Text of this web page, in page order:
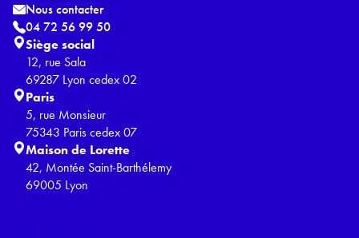
Nous contacter
04 72 56 99 50
Siège social
12, rue Sala
69287 Lyon cedex 02
Paris
5, rue Monsieur
75343 Paris cedex 07
Maison de Lorette
42, Montée Saint-Barthélemy
69005 Lyon